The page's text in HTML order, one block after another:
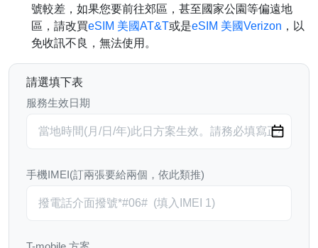
號較差，如果您要前往郊區，甚至國家公園等偏遠地
區，請改買eSIM 美國AT&T或是eSIM 美國Verizon ，以
免收訊不良，無法使用。
請選填下表
服務生效日期
手機IMEI(訂兩張要給兩個，依此類推)